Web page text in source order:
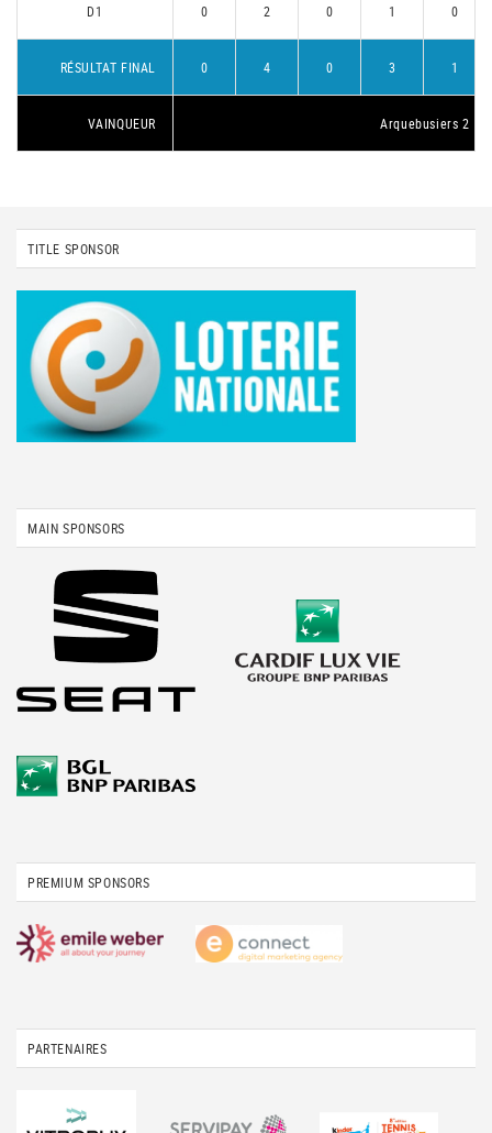
D1 0 2 0 1 0
RÉSULTAT FINAL 0 4 0 3 1
VAINQUEUR Arquebusiers 2
TITLE SPONSOR
MAIN SPONSORS
PREMIUM SPONSORS
PARTENAIRES